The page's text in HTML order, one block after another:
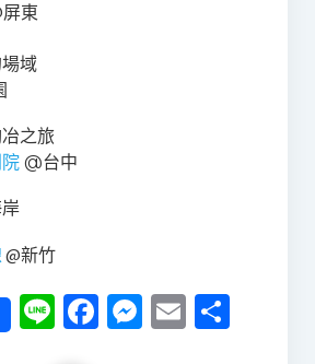
屏東
域
之旅
@台中
@新竹
LineFacebook
Messenger
Email
分